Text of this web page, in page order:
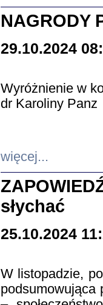
NAGRODY
29.10.2024
Wyróżnienie w
dr Karoliny Panz
więcej...
słychać
25.10.2024
W listopadzie,
podsumowująca